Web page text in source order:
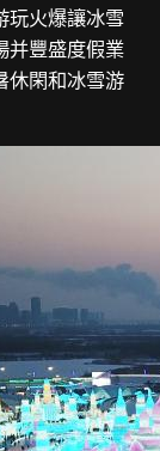
玩火爆讓冰雪
并豐盛度假業
休閑和冰雪游